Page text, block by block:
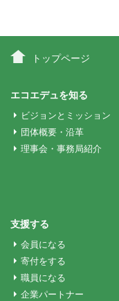
ビ
ゲ
ー
ョ
ン
トップページ
エコエデュを知る
ビジョンとミッション
団体概要・沿革
理事会・事務局紹介
支援する
会員になる
寄付をする
職員になる
企業パートナー